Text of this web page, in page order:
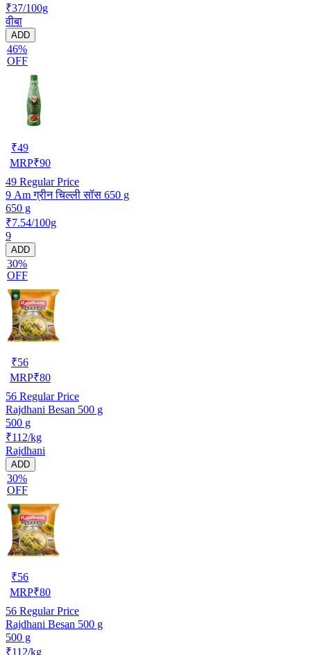
₹37/100g
वीबा
ADD
46%
OFF
₹49
MRP₹90
49 Regular Price
9 Am ग्रीन चिल्ली सॉस 650 g
650 g
₹7.54/100g
9
ADD
30%
OFF
₹56
MRP₹80
56 Regular Price
Rajdhani Besan 500 g
500 g
₹112/kg
Rajdhani
ADD
30%
OFF
₹56
MRP₹80
56 Regular Price
Rajdhani Besan 500 g
500 g
₹112/kg